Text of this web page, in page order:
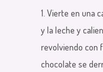
1. Vierte en una
y la leche y
revolviendo con
chocolate se